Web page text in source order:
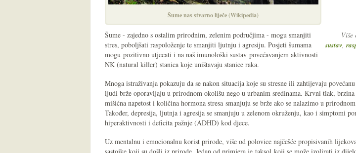
Šume nas stvarno liječe (Wikipedia)
sustav,
Šume - zajedno s ostalim prirodnim, zelenim područjima - mogu smanjiti
stres, poboljšati raspoloženje te smanjiti ljutnju i agresiju. Posjeti šumama
mogu pozitivno utjecati i na naš imunološki sustav povećavanjem aktivnosti
NK (natural killer) stanica koje uništavaju stanice raka.
Mnoga istraživanja pokazuju da se nakon situacija koje su stresne ili zahtijevaju
ljudi brže oporavljaju u prirodnom okolišu nego u urbanim sredinama. Krvni tlak, brzina
mišićna napetost i količina hormona stresa smanjuju se brže ako se nalazimo u
Također, depresija, ljutnja i agresija se smanjuju u zelenom okruženju, kao i simptomi
hiperaktivnosti i deficita pažnje (ADHD) kod djece.
Uz mentalnu i emocionalnu korist prirode, više od polovice najčešće propisivanih